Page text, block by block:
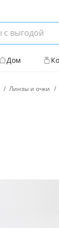
Дом
Линзы и очки